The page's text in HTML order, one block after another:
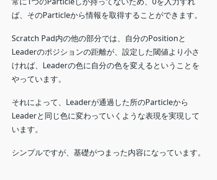
ば、そのParticleから情報を取得することができます。
Scratch Pad内の他の部分では、自分のPositionと
Leaderのポジションの距離が、設定した閾値より小さ
ければ、Leaderの色に自分の色を変えるということを
やっています。
それによって、Leaderが通過した所のParticleから
Leaderと同じ色に変わっていくような表現を実現して
います。
シンプルですが、基礎がつまった内容になっています。